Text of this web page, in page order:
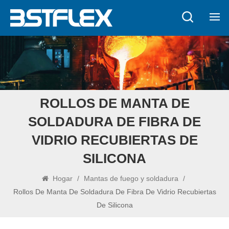
ROLLOS DE MANTA DE
SOLDADURA DE FIBRA DE
VIDRIO RECUBIERTAS DE
SILICONA
Hogar / Mantas de fuego y soldadura
/
Rollos De Manta De Soldadura De Fibra De Vidrio Recubiertas
De Silicona